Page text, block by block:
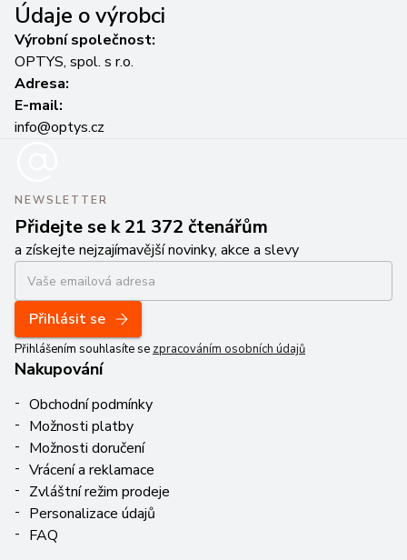
Údaje o výrobci
Výrobní společnost:
OPTYS, spol. s r.o.
Adresa:
E-mail:
info@optys.cz
NEWSLETTER
Přidejte se k 21 372 čtenářům
a získejte nejzajímavější novinky, akce a slevy
Přihlásit se
Přihlášením souhlasíte se zpracováním osobních údajů
Nakupování
Obchodní podmínky
Možnosti platby
Možnosti doručení
Vrácení a reklamace
Zvláštní režim prodeje
Personalizace údajů
FAQ